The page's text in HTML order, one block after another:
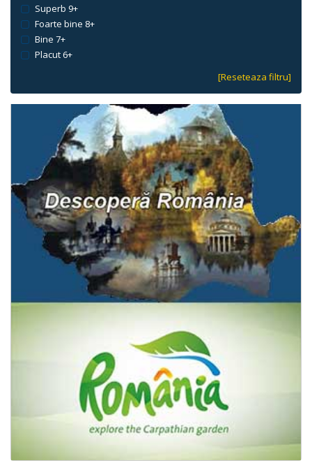
Superb 9+
Foarte bine 8+
Bine 7+
Placut 6+
[Reseteaza filtru]